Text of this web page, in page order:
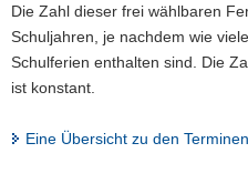
Die Zahl dieser frei wählbaren
Schuljahren, je nachdem wie
Schulferien enthalten sind. Die
ist konstant.
Eine Übersicht zu den